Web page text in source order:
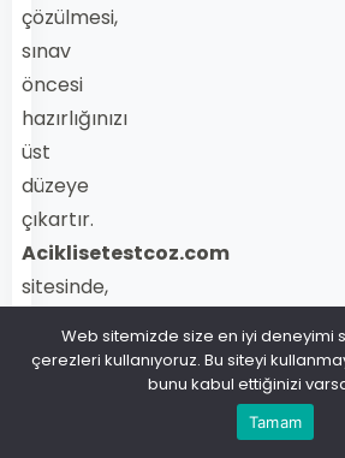
çözülmesi,
sınav
öncesi
hazırlığınızı
üst
düzeye
çıkartır.
Aciklisetestcoz.com
sitesinde,
Web sitemizde size en iyi deneyimi
çerezleri kullanıyoruz. Bu siteyi
bunu kabul ettiğinizi
Tamam